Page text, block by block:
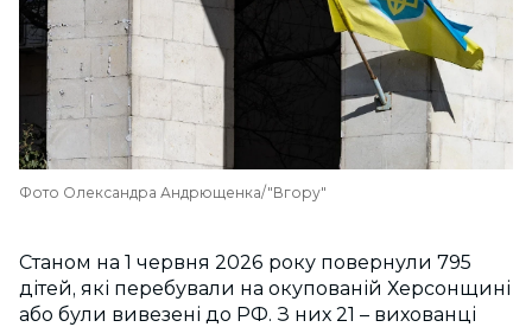
Фото Олександра Андрющенка/"Вгору"
Станом на 1 червня 2026 року повернули 795
дітей, які перебували на окупованій Херсонщині
або були вивезені до РФ. З них 21 – вихованці